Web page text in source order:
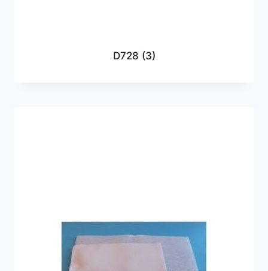
D728 (3)